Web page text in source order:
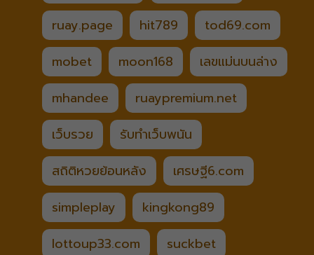
ruay.page
hit789
tod69.com
mobet
moon168
เลขแม่นบนล่าง
mhandee
ruaypremium.net
เว็บรวย
รับทำเว็บพนัน
สถิติหวยย้อนหลัง
เศรษฐี6.com
simpleplay
kingkong89
lottoup33.com
suckbet